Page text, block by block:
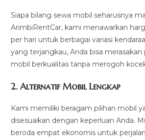
Siapa bilang sewa mobil seharusnya
ArimbiRentCar, kami menawarkan
per hari untuk berbagai variasi
yang terjangkau, Anda bisa merasakan
mobil berkualitas tanpa merogoh
2. Alternatif Mobil Lengkap
Kami memiliki beragam pilihan mobil
disesuaikan dengan keperluan Anda.
beroda empat ekonomis untuk